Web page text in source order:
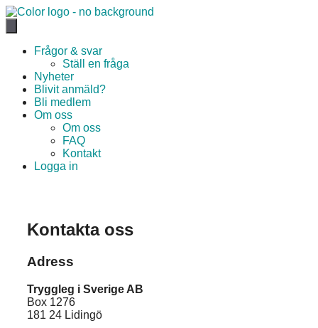
Hoppa
till
innehåll
Frågor & svar
Ställ en fråga
Nyheter
Blivit anmäld?
Bli medlem
Om oss
Om oss
FAQ
Kontakt
Logga in
Kontakta oss
Adress
Tryggleg i Sverige AB
Box 1276
181 24 Lidingö